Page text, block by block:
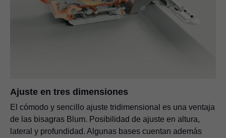
Ajuste en tres dimensiones
El cómodo y sencillo ajuste tridimensional es una ventaja
de las bisagras Blum. Posibilidad de ajuste en altura,
lateral y profundidad. Algunas bases cuentan además